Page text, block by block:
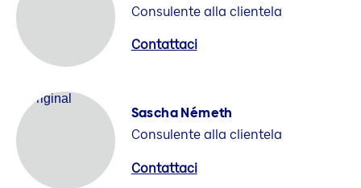
Consulente alla clientela
Contattaci
Sascha Németh
Consulente alla clientela
Contattaci